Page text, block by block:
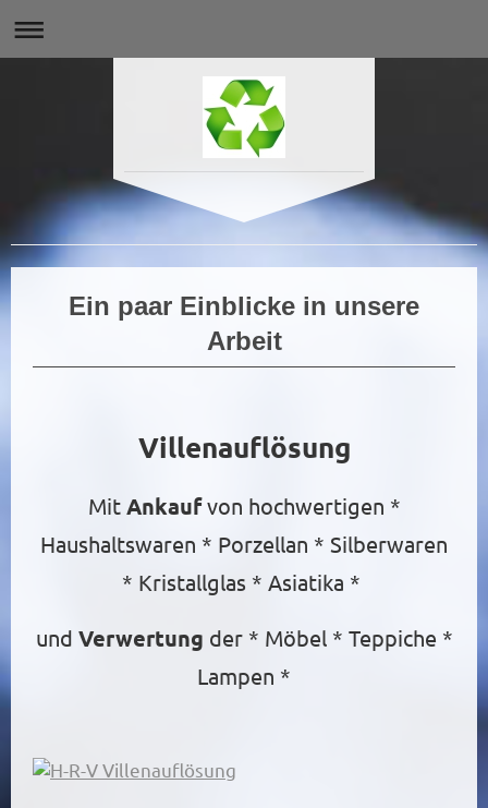
Ein paar Einblicke in unsere
Arbeit
Villenauflösung
Mit Ankaufvon hochwertigen *
Haushaltswaren * Porzellan * Silberwaren
* Kristallglas * Asiatika *
und Verwertung der * Möbel * Teppiche *
Lampen *